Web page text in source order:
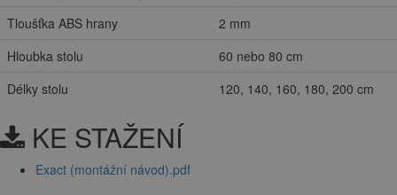
Tloušťka ABS hrany
2 mm
Hloubka stolu
60 nebo 80 cm
Délky stolu
120, 140, 160, 180, 200 cm
KE STAŽENÍ
Exact (montážní návod).pdf